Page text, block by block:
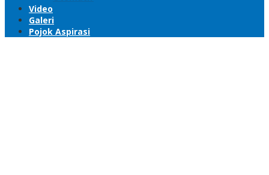
Video
Galeri
Pojok Aspirasi